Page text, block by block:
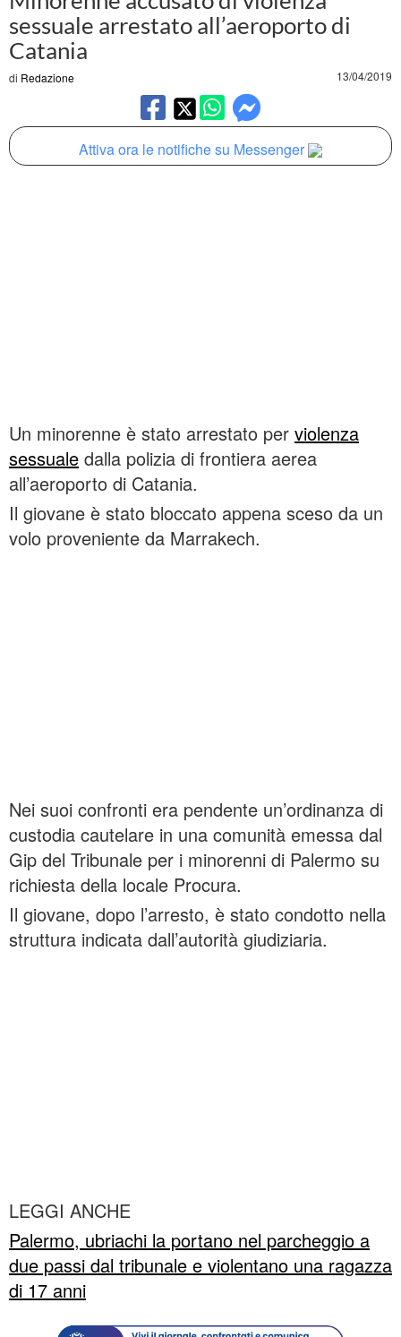
sessuale arrestato all’aeroporto di
Catania
di Redazione 13/04/2019
Attiva ora le notifiche su Messenger
Un minorenne è stato arrestato per violenza
sessuale dalla polizia di frontiera aerea
all’aeroporto di Catania.
Il giovane è stato bloccato appena sceso da un
volo proveniente da Marrakech.
Nei suoi confronti era pendente un’ordinanza di
custodia cautelare in una comunità emessa dal
Gip del Tribunale per i minorenni di Palermo su
richiesta della locale Procura.
Il giovane, dopo l’arresto, è stato condotto nella
struttura indicata dall’autorità giudiziaria.
LEGGI ANCHE
Palermo, ubriachi la portano nel parcheggio a
due passi dal tribunale e violentano una ragazza
di 17 anni